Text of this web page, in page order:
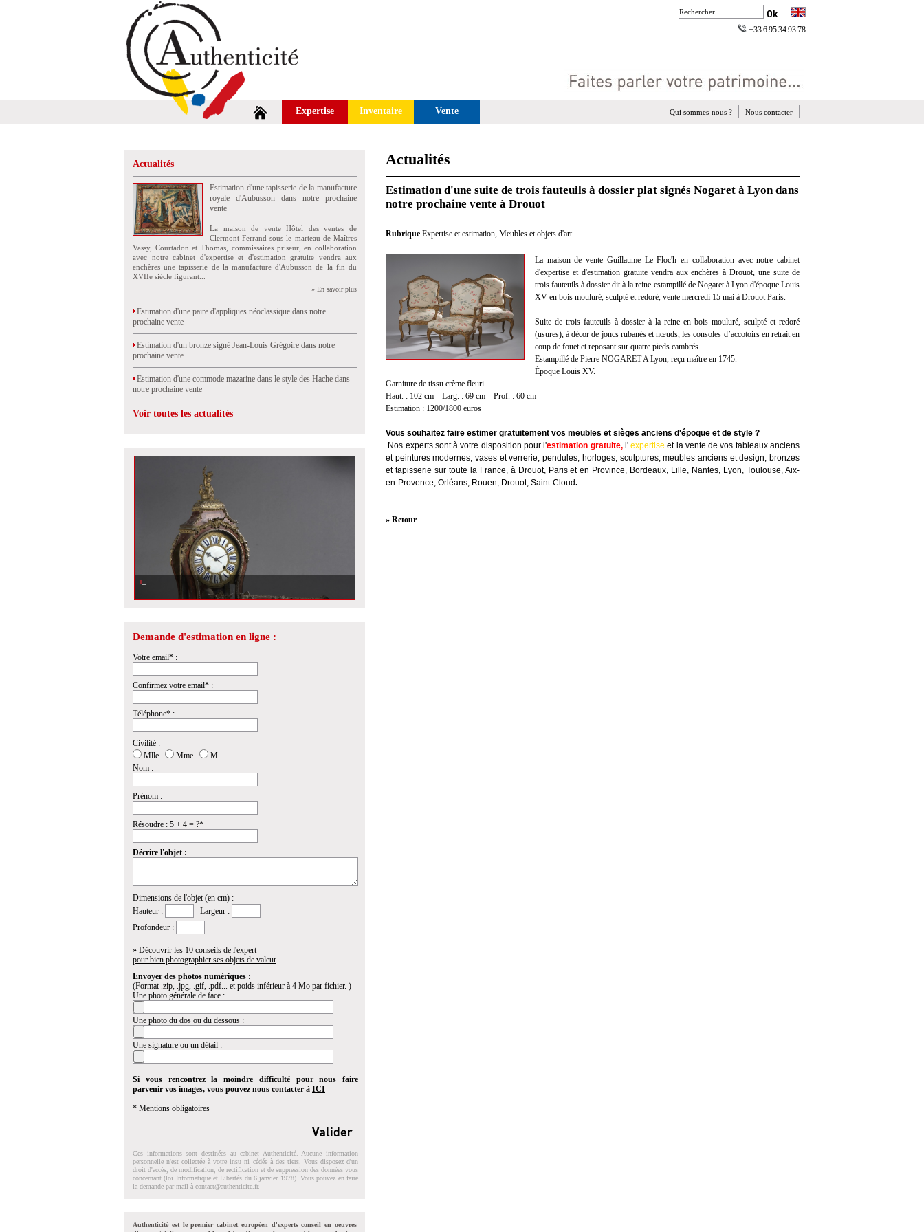
+33 6 95 34 93 78
Expertise Inventaire Vente Nous contacter
Qui sommes-nous ?
Actualités
Estimation d'une tapisserie de la manufacture
royale d'Aubusson dans notre prochaine
vente
La maison de vente Hôtel des ventes de
Clermont-Ferrand sous le marteau de Maîtres
Vassy, Courtadon et Thomas, commissaires priseur, en collaboration
avec notre cabinet d'expertise et d'estimation gratuite vendra aux
enchères une tapisserie de la manufacture d'Aubusson de la fin du
XVIIe siècle figurant...
» En savoir plus
Estimation d'une paire d'appliques néoclassique dans notre
prochaine vente
Estimation d'un bronze signé Jean-Louis Grégoire dans notre
prochaine vente
Estimation d'une commode mazarine dans le style des Hache dans
notre prochaine vente
Voir toutes les actualités
Demande d'estimation en ligne :
Votre email* :
Confirmez votre email* :
Téléphone* :
Civilité :
Mlle
Mme
M.
Nom :
Prénom :
Résoudre : 5 + 4 = ?*
Décrire l'objet :
Dimensions de l'objet (en cm) :
Hauteur :
Largeur :
Profondeur :
» Découvrir les 10 conseils de l'expert
pour bien photographier ses objets de valeur
Envoyer des photos numériques :
(Format .zip, .jpg, .gif, .pdf... et poids inférieur à 4 Mo par fichier. )
Une photo générale de face :
Une photo du dos ou du dessous :
Une signature ou un détail :
Si vous rencontrez la moindre difficulté pour nous faire
parvenir vos images, vous pouvez nous contacter à ICI
* Mentions obligatoires
Ces informations sont destinées au cabinet Authenticité. Aucune information
personnelle n'est collectée à votre insu ni cédée à des tiers. Vous disposez d'un
droit d'accés, de modification, de rectification et de suppression des données vous
concernant (loi Informatique et Libertés du 6 janvier 1978). Vous pouvez en faire
la demande par mail à contact@authenticite.fr.
Authenticité est le premier cabinet européen d'experts conseil en oeuvres
Actualités
Estimation d'une suite de trois fauteuils à dossier plat signés Nogaret à Lyon dans
notre prochaine vente à Drouot
Rubrique Expertise et estimation, Meubles et objets d'art
La maison de vente Guillaume Le Floc'h en collaboration avec notre cabinet
d'expertise et d'estimation gratuite vendra aux enchères à Drouot, une suite de
trois fauteuils à dossier dit à la reine estampillé de Nogaret à Lyon d'époque Louis
XV en bois mouluré, sculpté et redoré, vente mercredi 15 mai à Drouot Paris.
Suite de trois fauteuils à dossier à la reine en bois mouluré, sculpté et redoré
(usures), à décor de joncs rubanés et nœuds, les consoles d’accotoirs en retrait en
coup de fouet et reposant sur quatre pieds cambrés.
Estampillé de Pierre NOGARET A Lyon, reçu maître en 1745.
Époque Louis XV.
Garniture de tissu crème fleuri.
Haut. : 102 cm – Larg. : 69 cm – Prof. : 60 cm
Estimation : 1200/1800 euros
Vous souhaitez faire estimer gratuitement vos meubles et sièges anciens d'époque et de style ?
Nos experts sont à votre disposition pour l'estimation gratuite, l'expertise et la vente de vos tableaux anciens
et peintures modernes, vases et verrerie, pendules, horloges, sculptures, meubles anciens et design, bronzes
et tapisserie sur toute la France, à Drouot, Paris et en Province, Bordeaux, Lille, Nantes, Lyon, Toulouse, Aix-
en-Provence, Orléans, Rouen, Drouot, Saint-Cloud.
» Retour